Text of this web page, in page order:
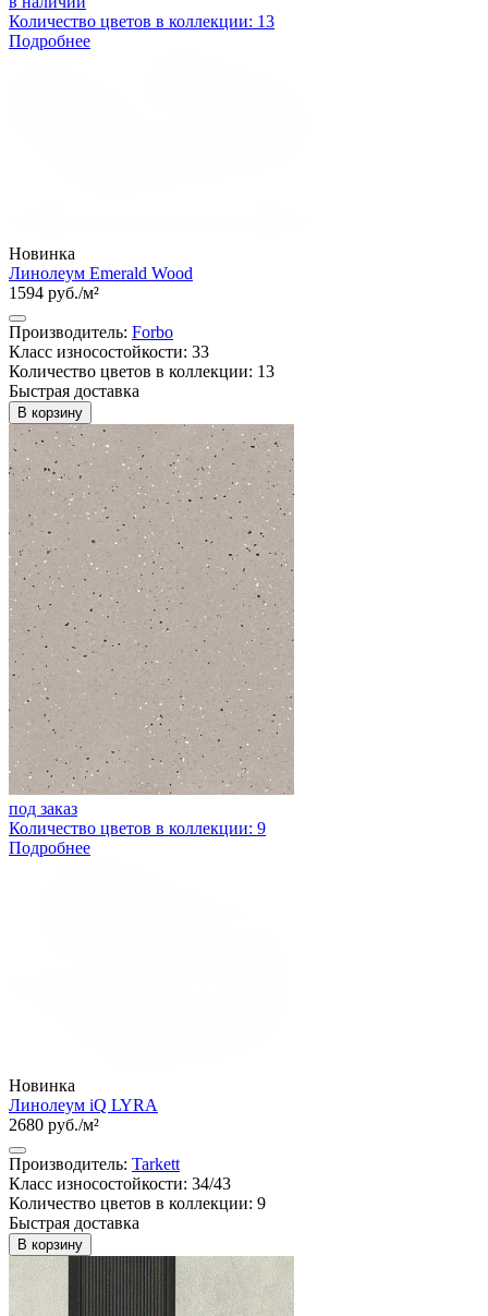
Количество цветов в коллекции: 13
Подробнее
Новинка
Линолеум Emerald Wood
1594 руб./м²
Производитель: Forbo
Класс износостойкости: 33
Количество цветов в коллекции: 13
Быстрая доставка
В корзину
под заказ
Количество цветов в коллекции: 9
Подробнее
Новинка
Линолеум iQ LYRA
2680 руб./м²
Производитель: Tarkett
Класс износостойкости: 34/43
Количество цветов в коллекции: 9
Быстрая доставка
В корзину